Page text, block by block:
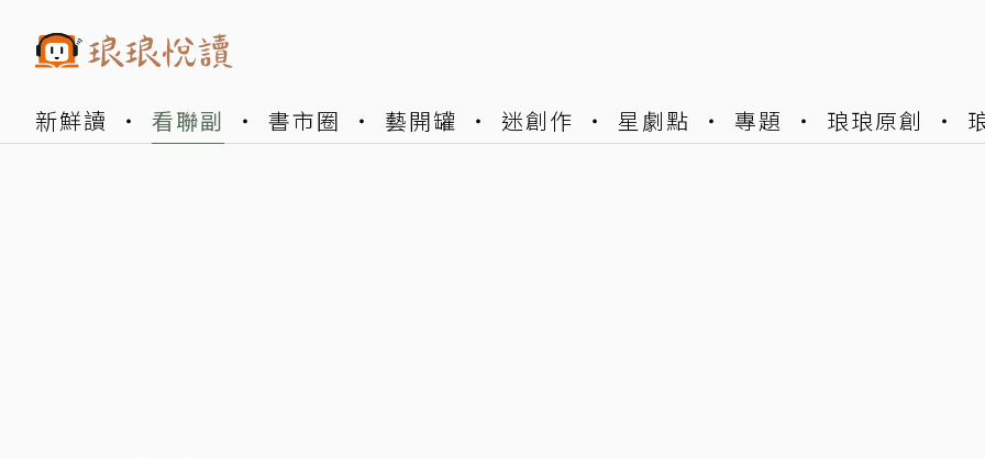
新鮮讀 看聯副 書市圈 藝開罐 迷創作 星劇點 專題 琅琅原創